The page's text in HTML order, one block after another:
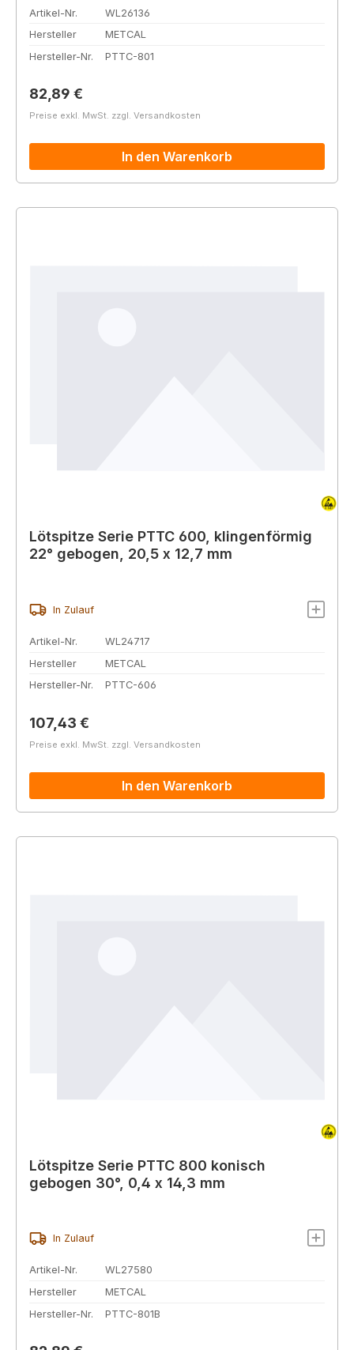
Artikel-Nr.
WL26136
Hersteller
METCAL
Hersteller-Nr.
PTTC-801
Regulärer Preis:
82,89 €
Preise exkl. MwSt. zzgl. Versandkosten
In den Warenkorb
Lötspitze Serie PTTC 600, klingenförmig
22° gebogen, 20,5 x 12,7 mm
In Zulauf
Artikel-Nr.
WL24717
Hersteller
METCAL
Hersteller-Nr.
PTTC-606
Regulärer Preis:
107,43 €
Preise exkl. MwSt. zzgl. Versandkosten
In den Warenkorb
Lötspitze Serie PTTC 800 konisch
gebogen 30°, 0,4 x 14,3 mm
In Zulauf
Artikel-Nr.
WL27580
Hersteller
METCAL
Hersteller-Nr.
PTTC-801B